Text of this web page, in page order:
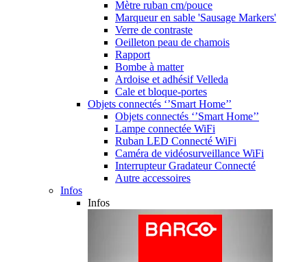
Mètre ruban cm/pouce
Marqueur en sable 'Sausage Markers'
Verre de contraste
Oeilleton peau de chamois
Rapport
Bombe à matter
Ardoise et adhésif Velleda
Cale et bloque-portes
Objets connectés ‘’Smart Home’’
Objets connectés ‘’Smart Home’’
Lampe connectée WiFi
Ruban LED Connecté WiFi
Caméra de vidéosurveillance WiFi
Interrupteur Gradateur Connecté
Autre accessoires
Infos
Infos